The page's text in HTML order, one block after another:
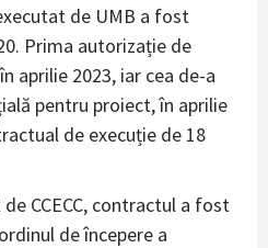
de UMB a fost
Prima autorizație de
aprilie 2023, iar cea de-a
pentru proiect, în aprilie
de execuție de 18
CCECC, contractul a fost
de începere a